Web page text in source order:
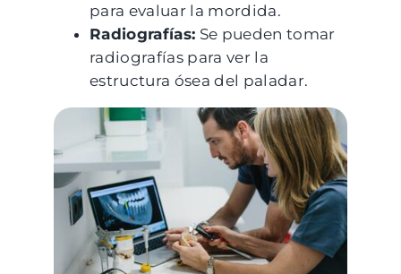
para evaluar la mordida.
Radiografías: Se pueden tomar
radiografías para ver la
estructura ósea del paladar.